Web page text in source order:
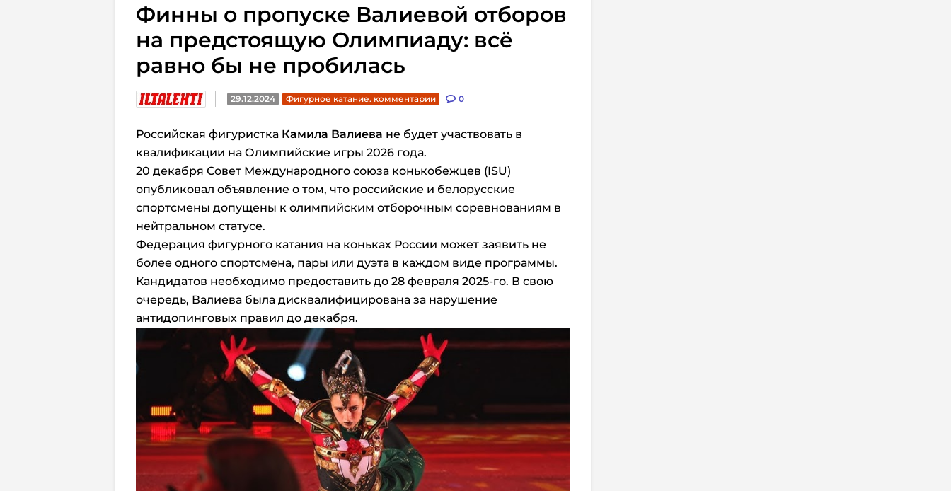
Финны о пропуске Валиевой отборов
на предстоящую Олимпиаду: всё
равно бы не пробилась
29.12.2024 Фигурное катание. комментарии 0
Российская фигуристка Камила Валиева не будет участвовать в
квалификации на Олимпийские игры 2026 года.
20 декабря Совет Международного союза конькобежцев (ISU)
опубликовал объявление о том, что российские и белорусские
спортсмены допущены к олимпийским отборочным соревнованиям в
нейтральном статусе.
Федерация фигурного катания на коньках России может заявить не
более одного спортсмена, пары или дуэта в каждом виде программы.
Кандидатов необходимо предоставить до 28 февраля 2025-го. В свою
очередь, Валиева была дисквалифицирована за нарушение
антидопинговых правил до декабря.